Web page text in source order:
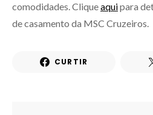
comodidades. Cliqueaquipara
de casamento da MSC Cruzeiros.
CURTIR